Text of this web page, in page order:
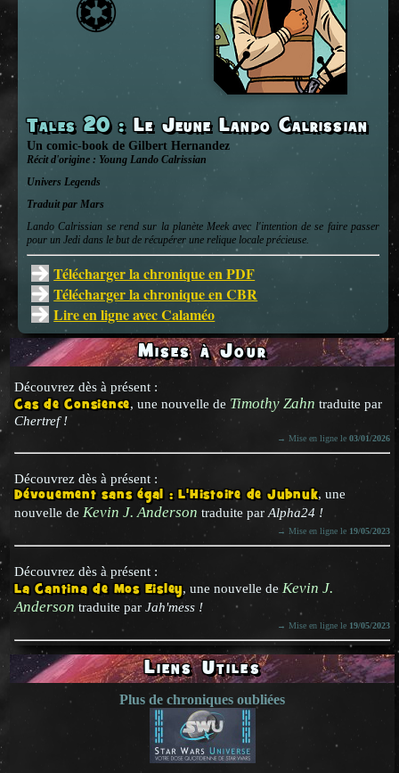
Mises à Jour
Découvrez dès à présent :
Cas de Consience, une nouvelle de Timothy Zahn traduite par
Chertref !
→ Mise en ligne le03/01/2026
Découvrez dès à présent :
Dévouement sans égal : L'Histoire de Jubnuk, une
nouvelle de Kevin J. Anderson traduite parAlpha24 !
→ Mise en ligne le 19/05/2023
Découvrez dès à présent :
La Cantina de Mos Eisley, une nouvelle de Kevin J.
Anderson traduite parJah'mess !
→ Mise en ligne le 19/05/2023
Liens Utiles
Plus de chroniques oubliées
Tales 20: Le Jeune Lando Calrissian
Un comic-book deGilbert Hernandez
Récit d'origine : Young Lando Calrissian
UniversLegends
Traduit par Mars
Lando Calrissian se rend sur la planète Meek avec l'intention de se faire passer
pour un Jedi dans le but de récupérer une relique locale précieuse.
Télécharger la chronique en PDF
Télécharger la chronique en CBR
Lire en ligne avec Calaméo